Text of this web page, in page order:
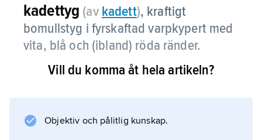
kadettyg (av kadett), kraftigt
bomullstyg i fyrskaftad varpkypert med
vita, blå och (ibland) röda ränder.
Det används bl.a. till barnkläder.
Vill du komma åt hela artikeln?
Objektiv och pålitlig kunskap.